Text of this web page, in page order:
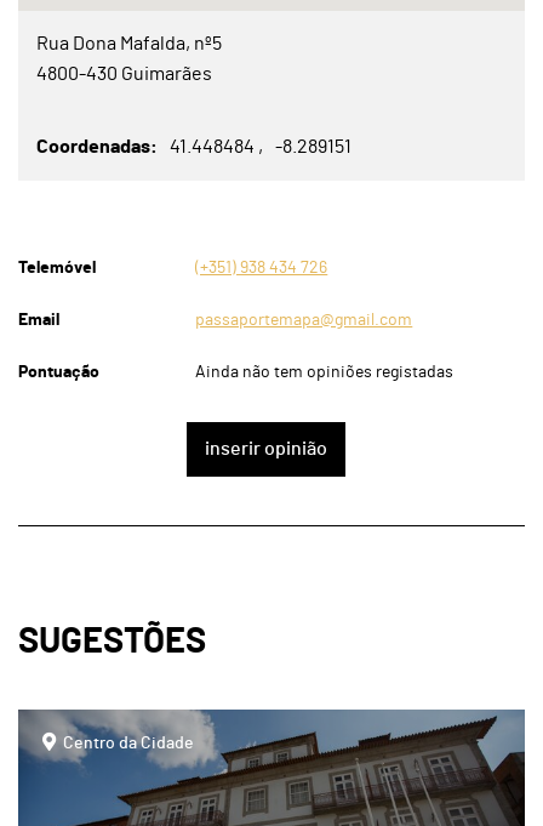
Rua Dona Mafalda, nº5
4800-430 Guimarães
Coordenadas 41.448484 -8.289151
Telemóvel (+351) 938 434 726
Email passaportemapa@gmail.com
Pontuação Ainda não tem opiniões registadas
inserir opinião
SUGESTÕES
page
Centro da Cidade